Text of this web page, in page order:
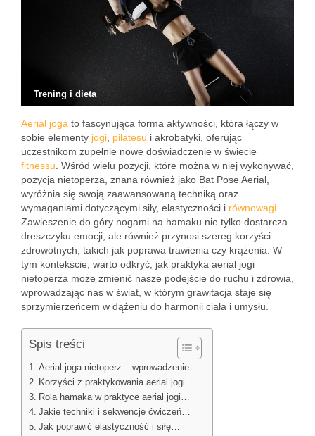
Trening i dieta
Aerial joga to fascynująca forma aktywności, która łączy w
sobie elementy jogi pilatesu i akrobatyki, oferując
uczestnikom zupełnie nowe doświadczenie w świecie
fitnessu . Wśród wielu pozycji, które można w niej wykonywać,
pozycja nietoperza, znana również jako Bat Pose Aerial,
wyróżnia się swoją zaawansowaną techniką oraz
wymaganiami dotyczącymi siły, elastyczności i równowagi
Zawieszenie do góry nogami na hamaku nie tylko dostarcza
dreszczyku emocji, ale również przynosi szereg korzyści
zdrowotnych, takich jak poprawa trawienia czy krążenia. W
tym kontekście, warto odkryć, jak praktyka aerial jogi
nietoperza może zmienić nasze podejście do ruchu i zdrowia,
wprowadzając nas w świat, w którym grawitacja staje się
sprzymierzeńcem w dążeniu do harmonii ciała i umysłu.
Spis treści
Aerial joga nietoperz – wprowadzenie…
Korzyści z praktykowania aerial jogi…
Rola hamaka w praktyce aerial jogi…
Jakie techniki i sekwencje ćwiczeń…
Jak poprawić elastyczność i siłę…